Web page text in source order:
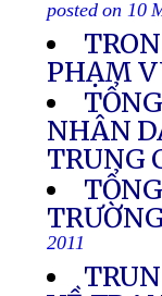
posted on 10
PHẠM
NHÂN
TRUNG
2011